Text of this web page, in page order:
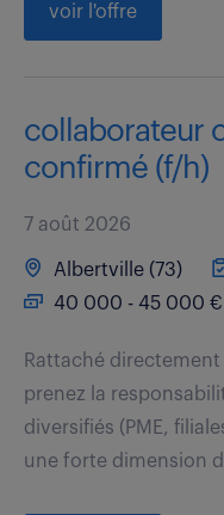
voir l'offre
collaborateur
confirmé (f/h)
7 août 2026
Albertville (73)
40 000 - 45 000 €
Rattaché
prenez la
diversifiés (PME,
une forte dimension